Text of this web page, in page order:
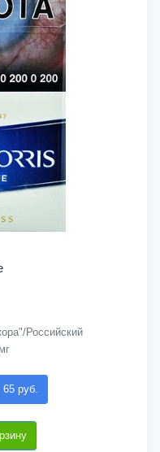
Российский
65 руб.